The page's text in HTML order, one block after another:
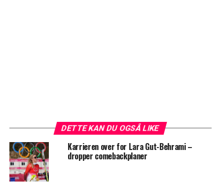
DETTE KAN DU OGSÅ LIKE
Karrieren over for Lara Gut-Behrami –
dropper comebackplaner